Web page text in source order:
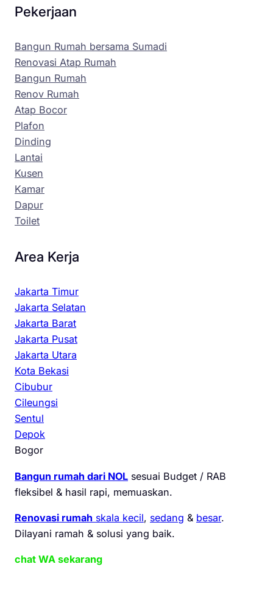
Pekerjaan
Bangun Rumah bersama Sumadi
Renovasi Atap Rumah
Bangun Rumah
Renov Rumah
Atap Bocor
Plafon
Dinding
Lantai
Kusen
Kamar
Dapur
Toilet
Area Kerja
Jakarta Timur
Jakarta Selatan
Jakarta Barat
Jakarta Pusat
Jakarta Utara
Kota Bekasi
Cibubur
Cileungsi
Sentul
Depok
Bogor
Bangun rumah dari NOL sesuai Budget / RAB
fleksibel & hasil rapi, memuaskan.
Renovasi rumah skala kecil, sedang & besar.
Dilayani ramah & solusi yang baik.
chat WA sekarang